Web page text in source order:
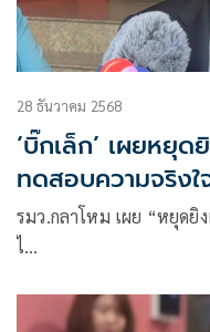
28 ธันวาคม 2568
‘บิ๊กเล็ก’ เผยหยุ
ทดสอบความจริง
รมว.กลาโหม เผย “หยุดยิ
ไ…